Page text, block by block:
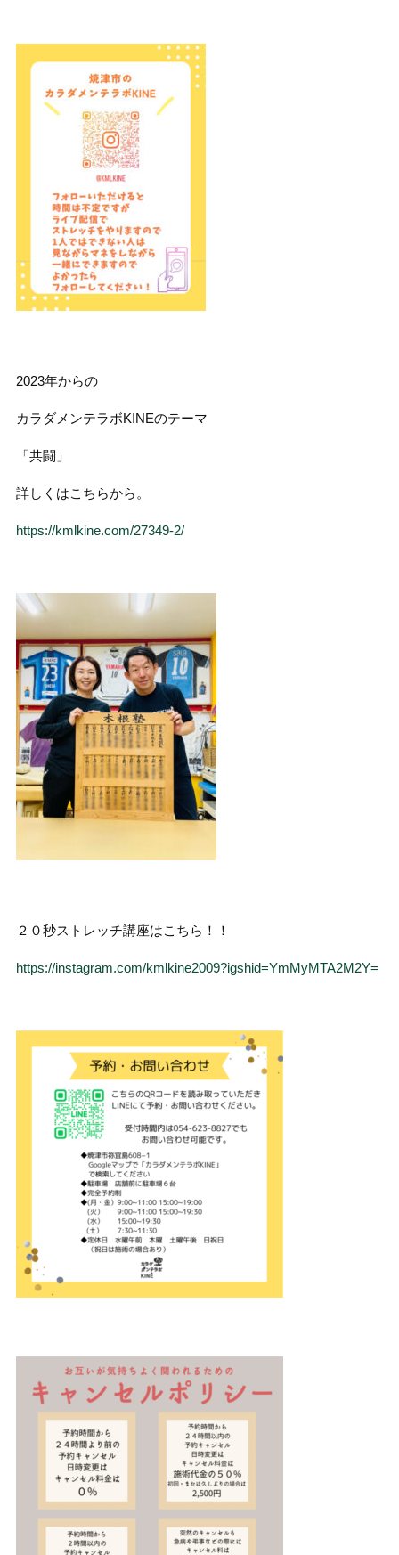
2023年からの
カラダメンテラボKINEのテーマ
「共闘」
詳しくはこちらから。
https://kmlkine.com/27349-2/
２０秒ストレッチ講座はこちら！！
https://instagram.com/kmlkine2009?igshid=YmMyMTA2M2Y=